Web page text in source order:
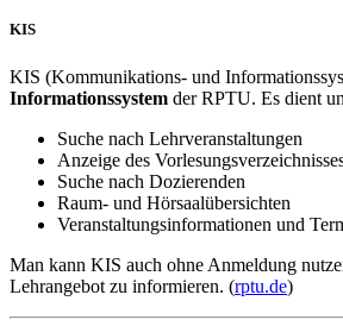
KIS
KIS (Kommunikations- und
Informationssystem der RPTU. Es dient
Suche nach Lehrveranstaltungen
Anzeige des
Suche nach Dozierenden
Raum- und Hörsaalübersichten
Veranstaltungsinformationen und
Man kann KIS auch ohne Anmeldung
Lehrangebot zu informieren. (rptu.de)